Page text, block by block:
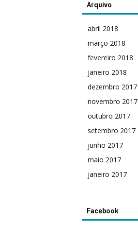
Arquivo
abril 2018
março 2018
fevereiro 2018
janeiro 2018
dezembro 2017
novembro 2017
outubro 2017
setembro 2017
junho 2017
maio 2017
janeiro 2017
Facebook